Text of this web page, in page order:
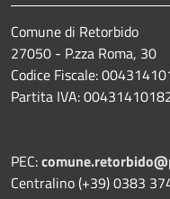
Comune di Retorbido
27050 - P.zza Roma, 30
Codice Fiscale:
Partita IVA:
PEC:
Centralino (+39) 0383